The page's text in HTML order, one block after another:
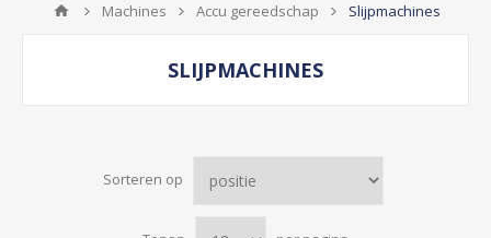
Machines Accu gereedschap Slijpmachines
SLIJPMACHINES
Sorteren op